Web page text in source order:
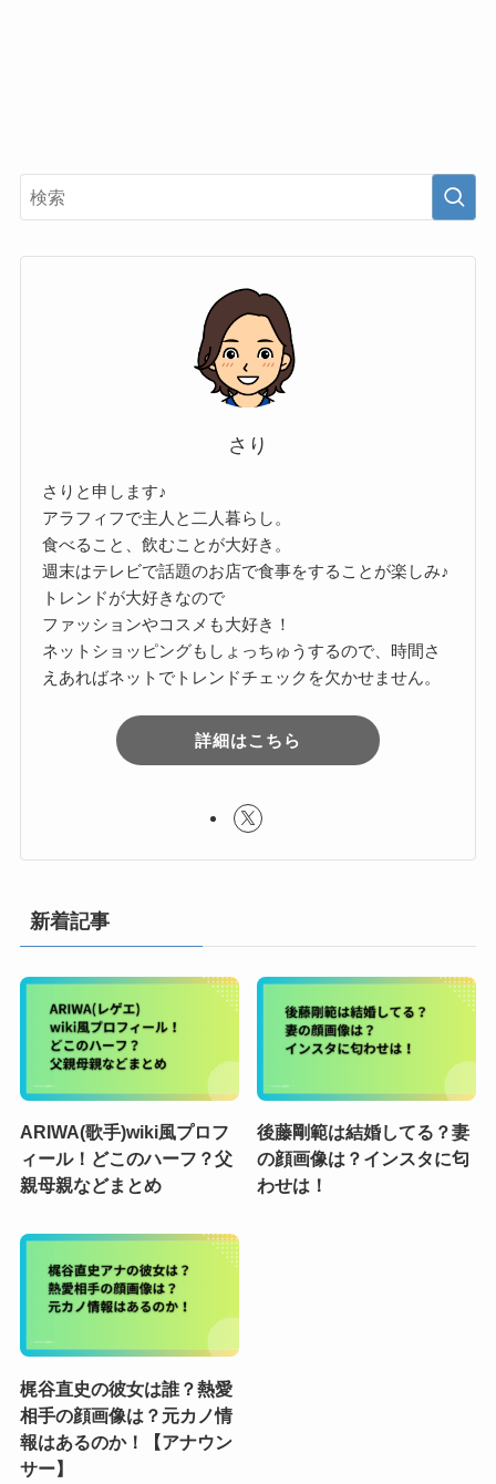
さり
さりと申します♪
アラフィフで主人と二人暮らし。
食べること、飲むことが大好き。
週末はテレビで話題のお店で食事をすることが楽しみ♪
トレンドが大好きなので
ファッションやコスメも大好き！
ネットショッピングもしょっちゅうするので、時間さ
えあればネットでトレンドチェックを欠かせません。
詳細はこちら
新着記事
ARIWA(歌手)wiki風プロフ
ィール！どこのハーフ？父
親母親などまとめ
後藤剛範は結婚してる？妻
の顔画像は？インスタに匂
わせは！
梶谷直史の彼女は誰？熱愛
相手の顔画像は？元カノ情
報はあるのか！【アナウン
サー】